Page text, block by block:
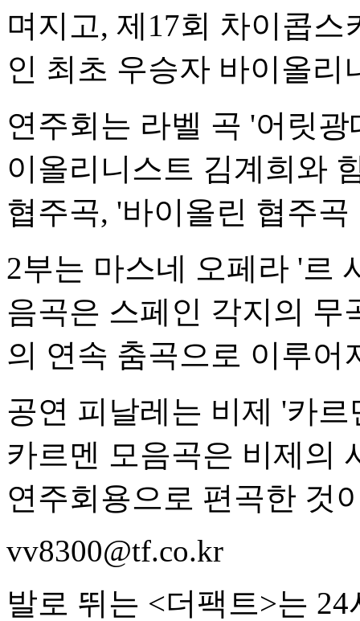
며지고, 제17회 차이콥
인 최초 우승자 바이올
연주회는 라벨 곡 '어릿
이올리니스트 김계희와
협주곡, '바이올린 협주
2부는 마스네 오페라 '르
음곡은 스페인 각지의 무
의 연속 춤곡으로 이루어
공연 피날레는 비제 '카
카르멘 모음곡은 비제의
연주회용으로 편곡한 것
vv8300@tf.co.kr
발로 뛰는 <더팩트>는